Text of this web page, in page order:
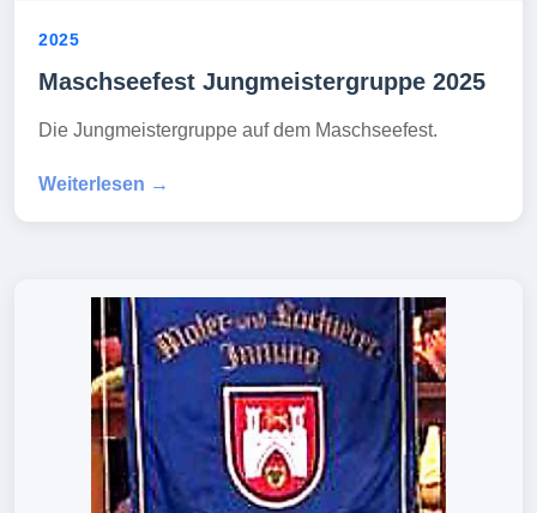
2025
Maschseefest Jungmeistergruppe 2025
Die Jungmeistergruppe auf dem Maschseefest.
Weiterlesen →